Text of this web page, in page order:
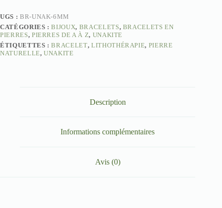
UGS : BR-UNAK-6MM
CATÉGORIES :BIJOUX, BRACELETS, BRACELETS EN
PIERRES, PIERRES DE A À Z, UNAKITE
ÉTIQUETTES :BRACELET, LITHOTHÉRAPIE, PIERRE
NATURELLE,UNAKITE
Description
Informations complémentaires
Avis (0)